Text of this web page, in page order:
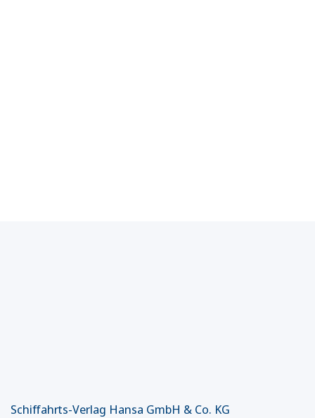
Schiffahrts-Verlag Hansa GmbH & Co. KG